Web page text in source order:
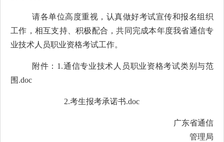
请各单位高度重视，认真做好考试宣传和报名组织
工作，相互支持、积极配合，共同完成本年度我省通信专
业技术人员职业资格考试工作。
附件： 1.通信专业技术人员职业资格考试类别与范
围.doc
2.考生报考承诺书.doc
广东省通信
管理局